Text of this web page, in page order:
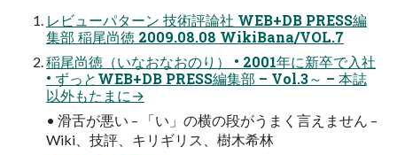
レビューパターン 技術評論社 WEB+DB PRESS編
集部 稲尾尚徳 2009.08.08 WikiBana/VOL.7
稲尾尚徳（いなおなおのり） • 2001年に新卒で入社
• ずっとWEB+DB PRESS編集部 – Vol.3～ – 本誌
以外もたまに→
• 滑舌が悪い – 「い」の横の段がうまく言えません –
Wiki、技評、キリギリス、樹木希林